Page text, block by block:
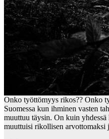
Onko työttömyys rikos?? Onko
Suomessa kun ihminen vasten
muuttuu täysin. On kuin
muuttuisi rikollisen arvottomaksi